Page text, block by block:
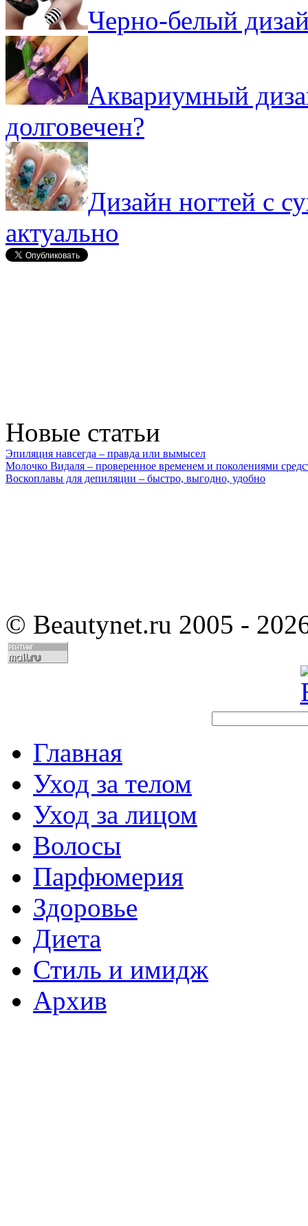
Черно-белый
Аквариумный
долговечен?
Дизайн ногтей с
актуально
Новые статьи
Эпиляция навсегда – правда или вымысел
Молочко Видаля – проверенное временем и поколениями
Воскоплавы для депиляции – быстро, выгодно, удобно
© Beautynet.ru 2005 -
Главная
Уход за телом
Уход за лицом
Волосы
Парфюмерия
Здоровье
Диета
Стиль и имидж
Архив